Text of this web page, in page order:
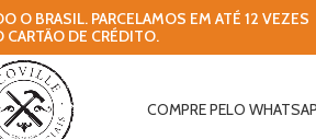
O BRASIL. PARCELAMOS EM ATÉ 12 VEZES
CARTÃO DE CRÉDITO.
COMPRE PELO